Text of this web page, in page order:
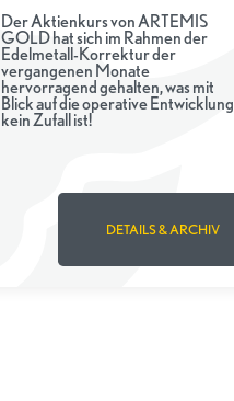
Der Aktienkurs von ARTEMIS
GOLD hat sich im Rahmen der
Edelmetall-Korrektur der
vergangenen Monate
hervorragend gehalten, was mit
Blick auf die operative Entwicklung
kein Zufall ist!
DETAILS & ARCHIV